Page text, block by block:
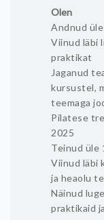
Olen
Andnud
Viinud läbi
praktikat
Jaganud
kursustel,
teemaga
Pilatese
2025
Teinud üle
Viinud läbi
ja heaolu
Näinud
praktikaid